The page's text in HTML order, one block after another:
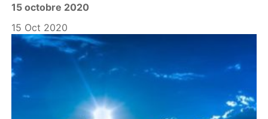
a
y
15 octobre 2020
15 Oct 2020